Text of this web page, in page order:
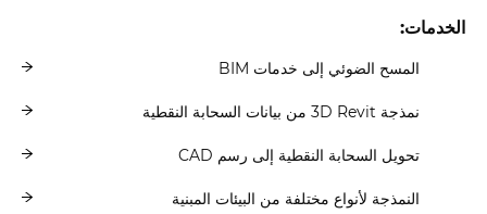
الخدمات:
المسح الضوئي إلى خدمات BIM
نمذجة 3D Revit من بيانات السحابة النقطية
تحويل السحابة النقطية إلى رسم CAD
النمذجة لأنواع مختلفة من البيئات المبنية